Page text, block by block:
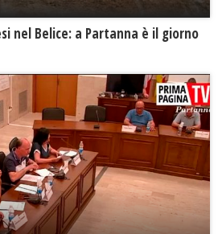
nel Belice: a Partanna è il giorno